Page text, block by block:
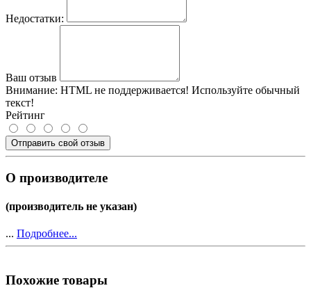
Недостатки:
Ваш отзыв
Внимание: HTML не поддерживается! Используйте обычный
текст!
Рейтинг
Отправить свой отзыв
О производителе
(производитель не указан)
... Подробнее...
Похожие товары